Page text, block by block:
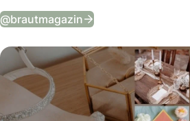
@brautmagazin Tägliche Wedding